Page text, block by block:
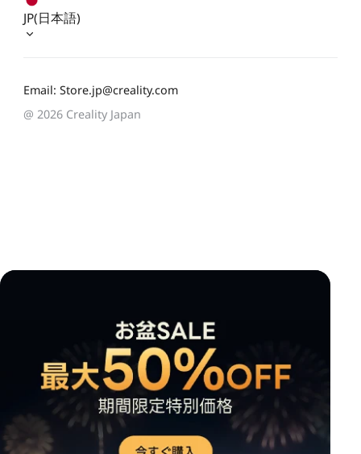
Email: Store.jp@creality.com
JP(日本語)
@ 2026 Creality Japan